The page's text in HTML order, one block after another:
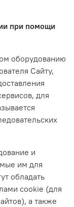
при помощи
оборудованию
Сайту,
для
и
им для
обладать
cookie (для
а также